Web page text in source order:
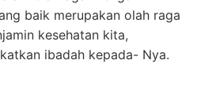
baik merupakan olah raga
kesehatan kita,
ibadah kepada- Nya.